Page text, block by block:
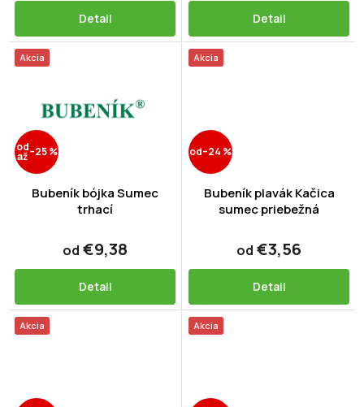
Detail Detail
Akcia
od
až–25 %
Bubeník bójka Sumec
trhací
od €9,38
Detail
Akcia
od–24 %
Bubeník plavák Kačica
sumec priebežná
od €3,56
Detail
Akcia Akcia